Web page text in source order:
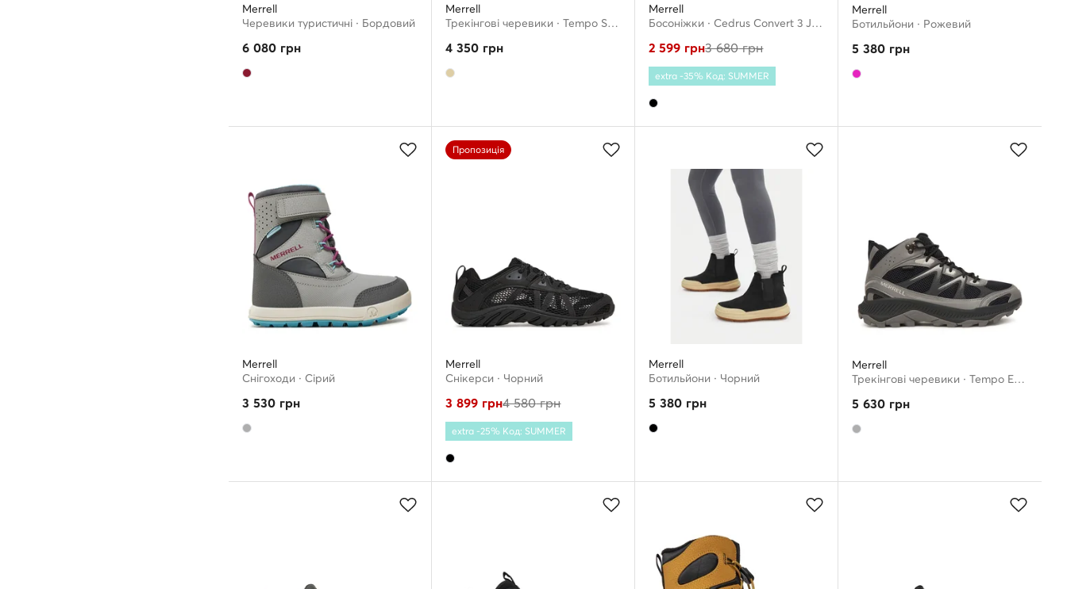
Merrell
Черевики туристичні · Бордовий
6 080 грн
Merrell
Трекінгові черевики · Tempo Sol J038948 · Бежевий
4 350 грн
Merrell
Босоніжки · Cedrus Convert 3 J036173 · Чорний
2 599 грн3 680грн
extra -35% Код: SUMMER
Merrell
Ботильйони · Рожевий
5 380 грн
Merrell
Снігоходи · Сірий
3 530 грн
Пропозиція
Merrell
Снікерcи · Чорний
3 899 грн4 580грн
extra -25% Код: SUMMER
Merrell
Ботильйони · Чорний
5 380 грн
Merrell
Трекінгові черевики · Tempo Exp Mid Waterproof J038275 · Сірий
5 630 грн